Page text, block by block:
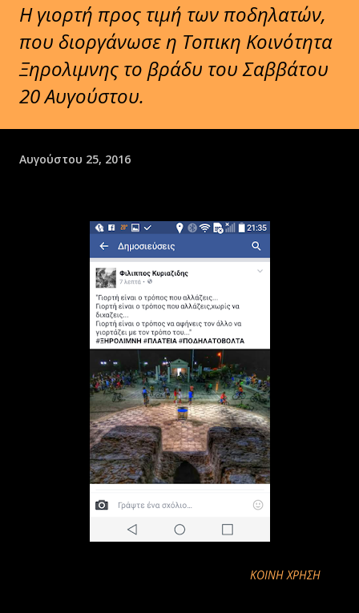
Η γιορτή προς τιμή των ποδηλατών,
που διοργάνωσε η Τοπικη Κοινότητα
Ξηρολιμνης το βράδυ του Σαββάτου
20 Αυγούστου.
Αυγούστου 25, 2016
ΚΟΙΝΉ ΧΡΉΣΗ